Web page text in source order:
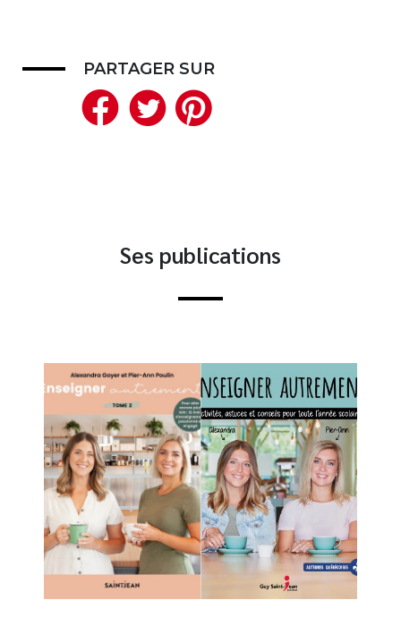
AUTEURS
À PROPOS
PARTAGER SUR
Facebook
Twitter
Ses publications